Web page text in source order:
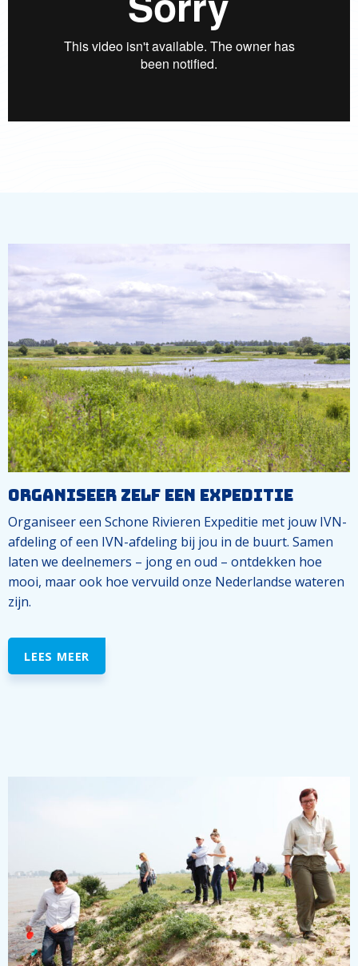
Organiseer zelf een expeditie
Organiseer een Schone Rivieren Expeditie met jouw IVN-
afdeling of een IVN-afdeling bij jou in de buurt. Samen
laten we deelnemers – jong en oud – ontdekken hoe
mooi, maar ook hoe vervuild onze Nederlandse wateren
zijn.
LEES MEER